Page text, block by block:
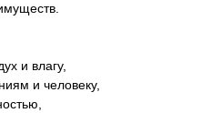
и влагу,
и человеку,